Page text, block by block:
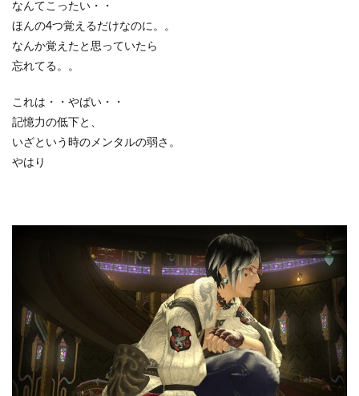
なんてこったい・・
ほんの4つ覚えるだけなのに。。
なんか覚えたと思っていたら
忘れてる。。
これは・・やばい・・
記憶力の低下と、
いざという時のメンタルの弱さ。
やはり